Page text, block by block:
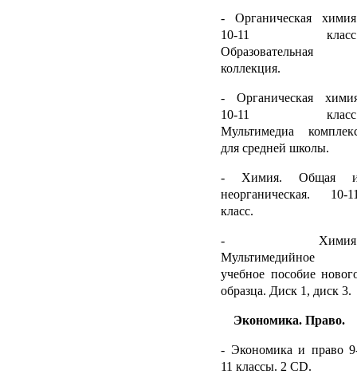
- Органическая
10-11
Образовательная
коллекция.
- Органическая
10-11
Мультимедиа
для средней школы.
- Химия. Общая
неорганическая. 10-
класс.
-
Мультимедийное
учебное пособие
образца. Диск 1, диск 3.
Экономика. Право.
- Экономика и право
11 классы. 2 CD.